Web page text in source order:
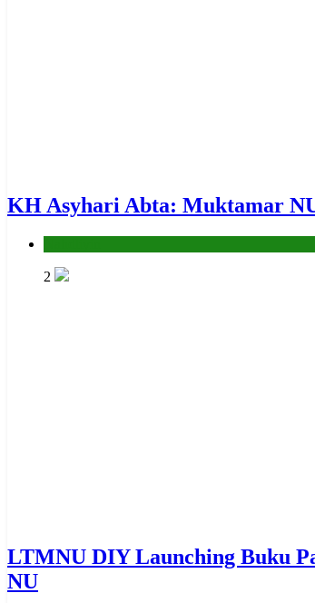
KH Asyhari Abta: Muktamar
2
LTMNU DIY Launching Buku
NU